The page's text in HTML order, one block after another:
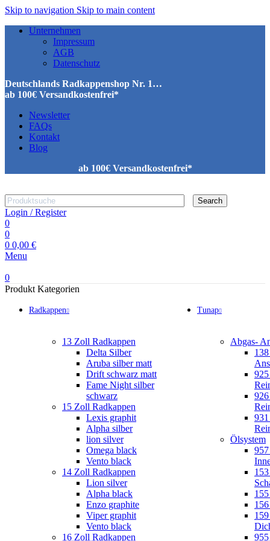
Skip to navigation Skip to main content
Unternehmen
Impressum
AGB
Datenschutz
Deutschlands Radkappenshop Nr. 1…
ab 100€ Versandkostenfrei*
Newsletter
FAQs
Kontakt
Blog
ab 100€ Versandkostenfrei*
Search
Login / Register
0
0
0 0,00 €
Menu
0
Produkt Kategorien
Radkappen
13 Zoll Radkappen
Delta Silber
Aruba silber matt
Drift schwarz matt
Fame Night silber
schwarz
15 Zoll Radkappen
Lexis graphit
Alpha silber
lion silver
Omega black
Vento black
14 Zoll Radkappen
Lion silver
Alpha black
Enzo graphite
Viper graphit
Vento black
16 Zoll Radkappen
Tunap
Abgas-
Ölsystem